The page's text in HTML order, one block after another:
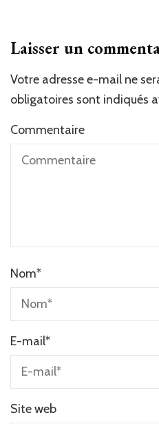
Laisser un
Votre adresse e-mail ne
obligatoires sont indiqués
Commentaire
Nom*
E-mail*
Site web